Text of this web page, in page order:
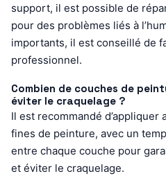
support, il est possible de
pour des problèmes liés à
importants, il est conseillé de
professionnel.
Combien de couches de
éviter le craquelage ?
Il est recommandé d’appliquer
fines de peinture, avec un
entre chaque couche pour
et éviter le craquelage.